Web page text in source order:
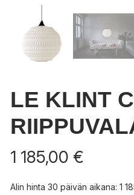
LE KLINT
1 185,00 €
Alin hinta 30 päivän aikana: 1